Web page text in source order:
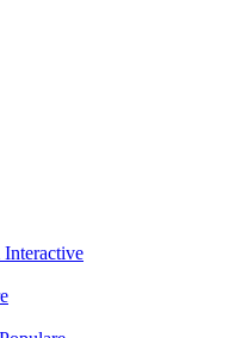
Interactive